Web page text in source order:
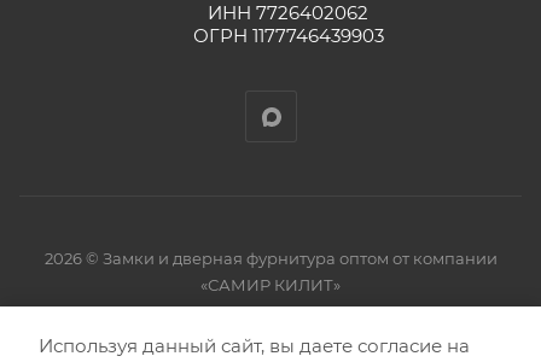
Используя данный сайт, вы даете согласие на
ИНН 7726402062
ОГРН 1177746439903
2026 © Замки и дверная фурнитура оптом от компании
«САМИР КИЛИТ»